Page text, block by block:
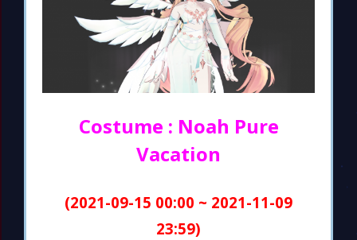
Costume : Noah Pure
Vacation
(2021-09-15 00:00 ~ 2021-11-09
23:59)